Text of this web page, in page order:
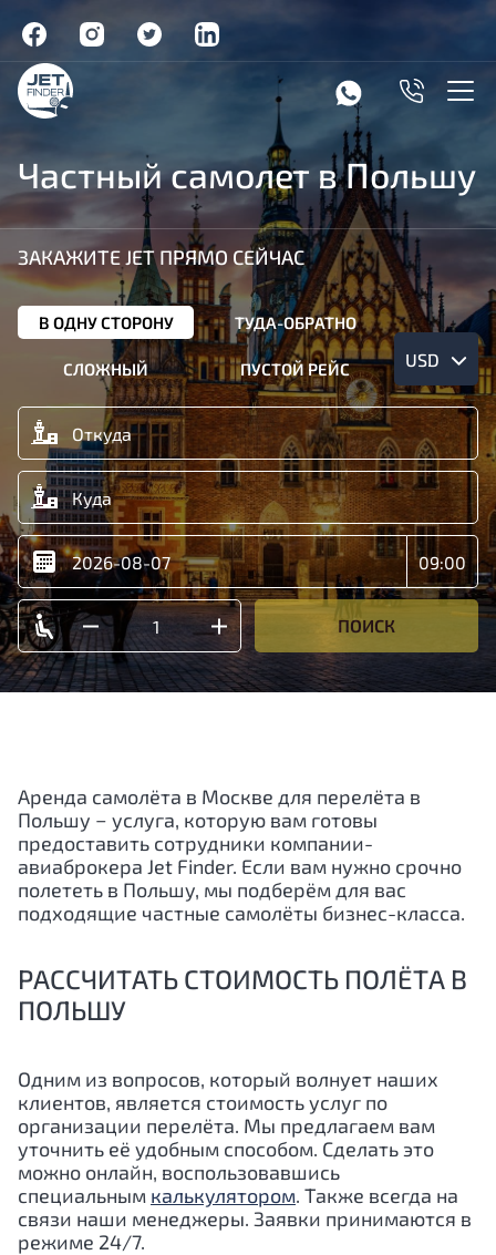
Частный самолет в Польшу
ЗАКАЖИТЕ JET ПРЯМО СЕЙЧАС
В ОДНУ СТОРОНУ ТУДА-ОБРАТНО
СЛОЖНЫЙ ПУСТОЙ РЕЙС USD
ПОИСК
Аренда самолёта в Москве для перелёта в
Польшу − услуга, которую вам готовы
предоставить сотрудники компании-
авиаброкера Jet Finder. Если вам нужно срочно
полететь в Польшу, мы подберём для вас
подходящие частные самолёты бизнес-класса.
РАССЧИТАТЬ СТОИМОСТЬ ПОЛЁТА В
ПОЛЬШУ
Одним из вопросов, который волнует наших
клиентов, является стоимость услуг по
организации перелёта. Мы предлагаем вам
уточнить её удобным способом. Сделать это
можно онлайн, воспользовавшись
специальным калькулятором. Также всегда на
связи наши менеджеры. Заявки принимаются в
режиме 24/7.